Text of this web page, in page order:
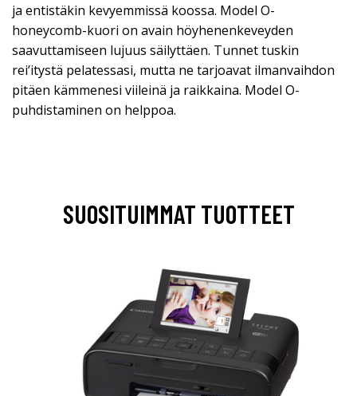
ja entistäkin kevyemmissä koossa. Model O-
honeycomb-kuori on avain höyhenenkeveyden
saavuttamiseen lujuus säilyttäen. Tunnet tuskin
rei’itystä pelatessasi, mutta ne tarjoavat ilmanvaihdon
pitäen kämmenesi viileinä ja raikkaina. Model O-
puhdistaminen on helppoa.
SUOSITUIMMAT TUOTTEET